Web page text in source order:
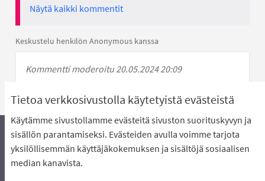
Tietoa verkkosivustolla käytetyistä evästeistä
Käytämme sivustollamme evästeitä sivuston suorituskyvyn ja
sisällön parantamiseksi. Evästeiden avulla voimme tarjota
yksilöllisemmän käyttäjäkokemuksen ja sisältöjä sosiaalisen
median kanavista.
Näytä kaikki kommentit
Keskustelu henkilön Anonymous kanssa
Kommentti moderoitu 20.05.2024 20:09
Äänestyksen pikaohjeet
Usein kysytyt kysymykset
Näin äänestät Asukasbudjetissa